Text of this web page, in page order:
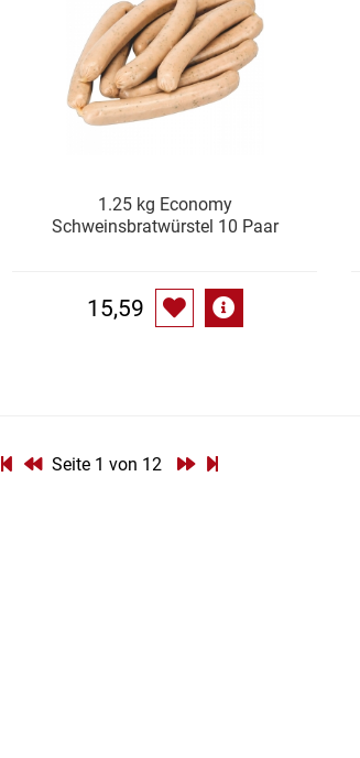
1.25 kg Economy
Schweinsbratwürstel 10 Paar
15,59
Seite 1 von 12